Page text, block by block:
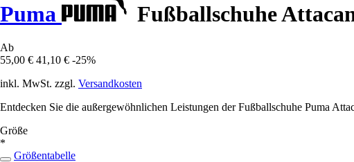
Puma Fußballschuhe
Ab
55,00 € 41,10 € -25%
inkl. MwSt. zzgl. Versandkosten
Entdecken Sie die außergewöhnlichen Leistungen der Fußballschuhe Puma
Größe
*
Größentabelle